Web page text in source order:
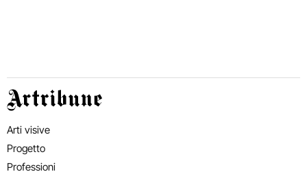
Artribune
Arti visive
Progetto
Professioni